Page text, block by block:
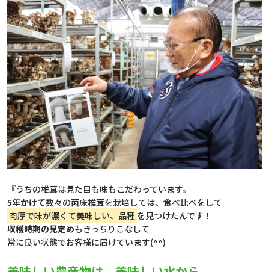
『うちの椎茸は見た目も味もこだわっています。
5年かけて数々の菌床椎茸を栽培しては、食べ比べをして
肉厚で味が濃くて美味しい、品種 を見つけたんです！
収穫時期の見定めもきっちりこなして
常に良い状態でお客様に届けています(^^)